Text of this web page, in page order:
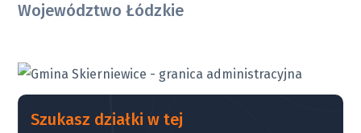
Województwo Łódzkie
Szukasz działki w tej